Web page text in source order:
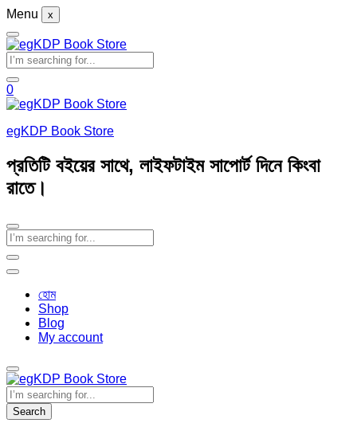
Menu x
0
egKDP Book Store
প্রতিটি বইয়ের সাথে, লাইফটাইম সাপোর্ট দিনে কিংবা
রাতে।
হোম
Shop
Blog
My account
Search